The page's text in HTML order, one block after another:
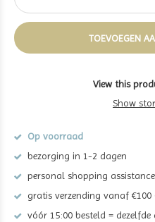
TOEVOEGEN
View this
Show
Op voorraad
bezorging in 1-2 dagen
personal shopping
gratis verzending vanaf €100
vóór 15:00 besteld = dezelfde